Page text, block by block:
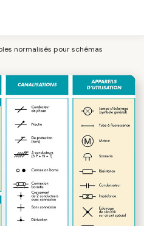
normalisés pour schémas